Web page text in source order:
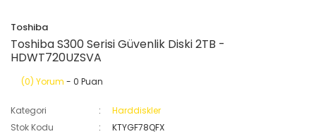
Toshiba
Toshiba S300 Serisi Güvenlik Diski 2TB -
HDWT720UZSVA
(0) Yorum - 0 Puan
Kategori
Harddiskler
Stok Kodu
KTYGF78QFX